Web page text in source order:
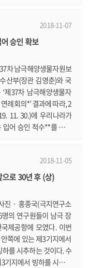
효과가 어느 정도 되는
슈이다. 이와 같은 국제
2018-11-07
승인 확보
차 남극해양생물자원보
산부(장관 김영춘)와 국
제37차 남극해양생물자
례회의*’ 결과에 따라, 2
11. 30.)에 우리나라가
어 승인 척수**를 확보
수역의 해양생물자원을
위해 1982년에 설립된
류 등을 관리 ** 주요국
2018-11-05
로 30년 후 (상)
진 · 홍종국(극지연구소
의 연구원들이 남극 장
제공항에 모였다. 이번
쪽에 있는 제3기지에서
를 시추하는 것이다. 수
지에서 빙하를 시추하